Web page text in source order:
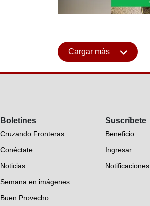
Cargar más
Boletines
Cruzando Fronteras
Conéctate
Noticias
Semana en imágenes
Buen Provecho
Suscríbete
Beneficio
Ingresar
Notificaciones